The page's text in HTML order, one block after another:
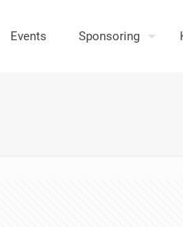
Events Sponsoring